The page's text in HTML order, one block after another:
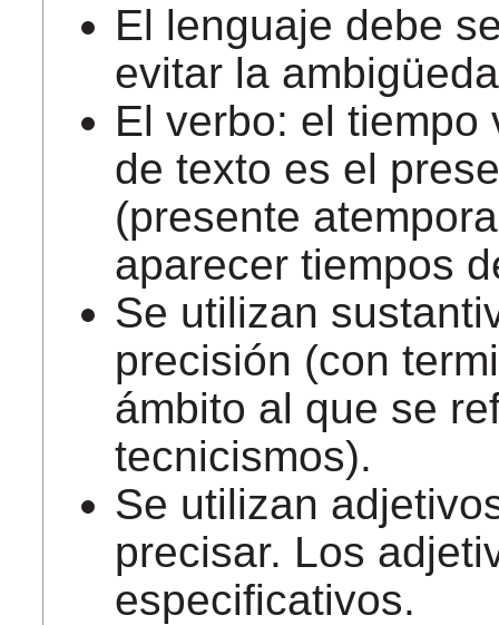
El lenguaje debe
evitar la
El verbo: el
de texto es el
(presente
aparecer tiempos
Se utilizan
precisión (con
ámbito al que se
tecnicismos).
Se utilizan
precisar. Los
especificativos.